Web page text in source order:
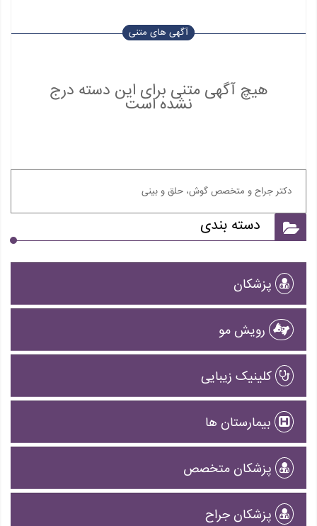
آگهی های متنی
هیچ آگهی متنی برای این دسته درج
نشده است
دکتر جراح و متخصص گوش، حلق و بینی
دسته بندی
پزشکان
رویش مو
کلینیک زیبایی
بیمارستان ها
پزشکان متخصص
پزشکان جراح